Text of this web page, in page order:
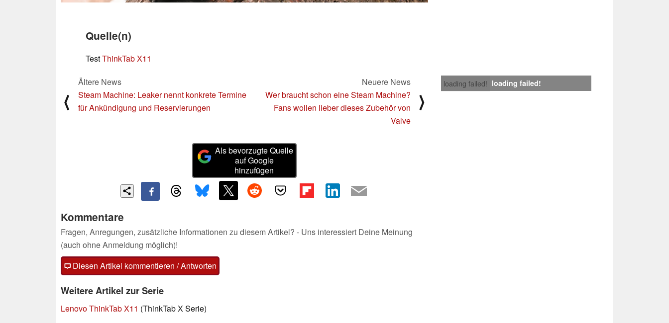
Quelle(n)
TestThinkTab X11
loading failed! loading failed!
⟨
Ältere News
Steam Machine: Leaker nennt konkrete Termine
für Ankündigung und Reservierungen
Neuere News
Wer braucht schon eine Steam Machine?
Fans wollen lieber dieses Zubehör von
Valve
⟩
Als bevorzugte Quelle
auf Google
hinzufügen
Kommentare
Fragen, Anregungen, zusätzliche Informationen zu diesem Artikel? - Uns interessiert Deine Meinung
(auch ohne Anmeldung möglich)!
Diesen Artikel kommentieren / Antworten
Weitere Artikel zur Serie
Lenovo ThinkTab X11 (ThinkTab X Serie)